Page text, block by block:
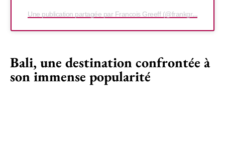
Une publication partagée par Francois Greeff (@frankgreeff_)
Bali, une destination confrontée à
son immense popularité